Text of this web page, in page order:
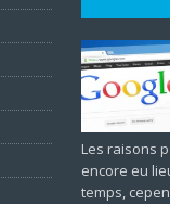
Les raisons
encore eu
temps,